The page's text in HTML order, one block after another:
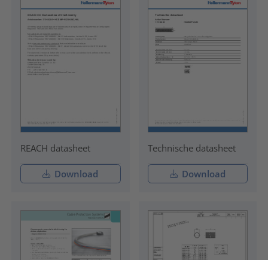
REACH datasheet
Download
Technische datasheet
Download